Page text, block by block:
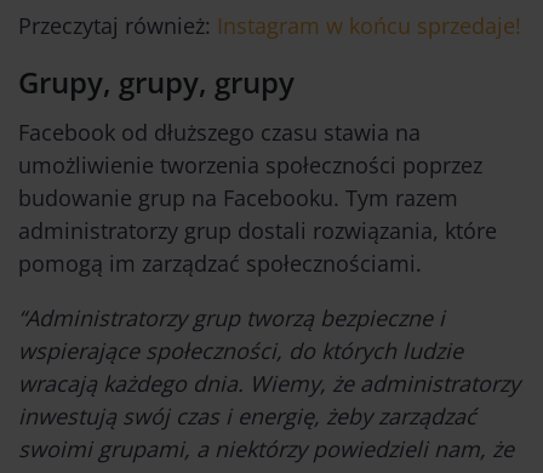
Przeczytaj również: Instagram w końcu sprzedaje!
Grupy, grupy, grupy
Facebook od dłuższego czasu stawia na
umożliwienie tworzenia społeczności poprzez
budowanie grup na Facebooku. Tym razem
administratorzy grup dostali rozwiązania, które
pomogą im zarządzać społecznościami.
“Administratorzy grup tworzą bezpieczne i
wspierające społeczności, do których ludzie
wracają każdego dnia. Wiemy, że administratorzy
inwestują swój czas i energię, żeby zarządzać
swoimi grupami, a niektórzy powiedzieli nam, że